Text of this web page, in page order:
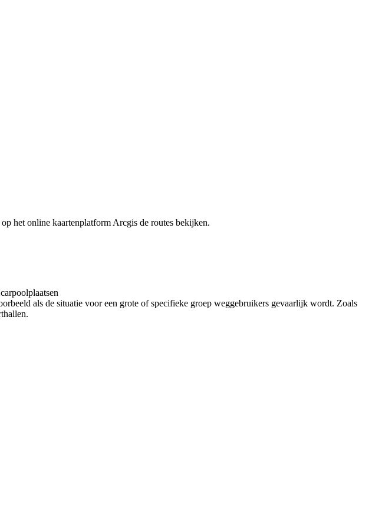
het online kaartenplatform Arcgis de routes bekijken.
als de situatie voor een grote of specifieke groep weggebruikers gevaarlijk wordt. Zoals